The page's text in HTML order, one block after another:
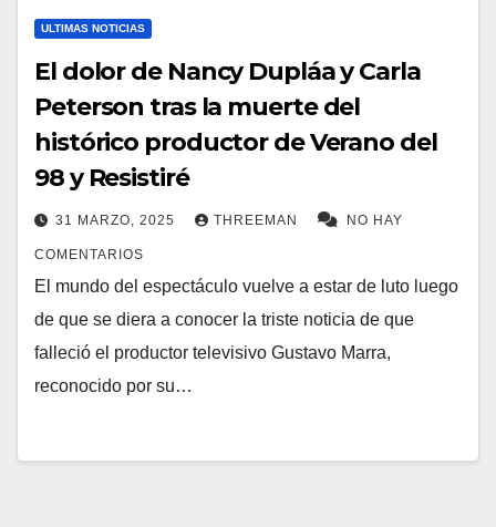
ULTIMAS NOTICIAS
El dolor de Nancy Dupláa y Carla
Peterson tras la muerte del
histórico productor de Verano del
98 y Resistiré
31 MARZO, 2025 THREEMAN NO HAY
COMENTARIOS
El mundo del espectáculo vuelve a estar de luto luego
de que se diera a conocer la triste noticia de que
falleció el productor televisivo Gustavo Marra,
reconocido por su…